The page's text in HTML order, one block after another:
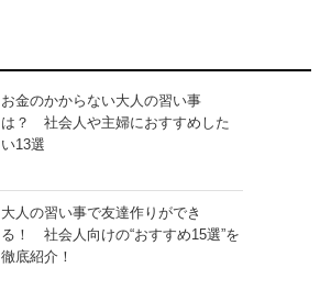
お金のかからない大人の習い事
は？ 社会人や主婦におすすめした
い13選
大人の習い事で友達作りができ
る！ 社会人向けの“おすすめ15選”を
徹底紹介！